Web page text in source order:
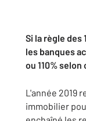
Si la règle des
les banques
ou 110%
L'année 2019
immobilier